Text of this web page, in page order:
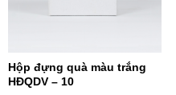
Hộp đựng quà màu trắng
HĐQDV – 10